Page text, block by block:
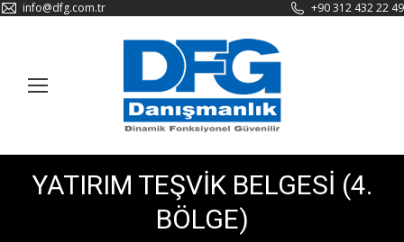
info@dfg.com.tr +90 312 432 22 49
YATIRIM TEŞVİK BELGESİ (4.
BÖLGE)